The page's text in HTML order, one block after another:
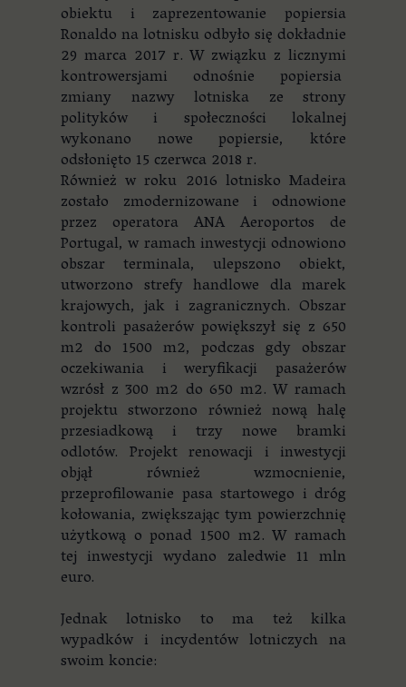
obiektu i zaprezentowanie popiersia
Ronaldo na lotnisku odbyło się dokładnie
29 marca 2017 r. W związku z licznymi
kontrowersjami odnośnie popiersia
zmiany nazwy lotniska ze strony
polityków i społeczności lokalnej
wykonano nowe popiersie, które
odsłonięto 15 czerwca 2018 r.
Również w roku 2016 lotnisko Madeira
zostało zmodernizowane i odnowione
przez operatora ANA Aeroportos de
Portugal, w ramach inwestycji odnowiono
obszar terminala, ulepszono obiekt,
utworzono strefy handlowe dla marek
krajowych, jak i zagranicznych. Obszar
kontroli pasażerów powiększył się z 650
m2 do 1500 m2, podczas gdy obszar
oczekiwania i weryfikacji pasażerów
wzrósł z 300 m2 do 650 m2. W ramach
projektu stworzono również nową halę
przesiadkową i trzy nowe bramki
odlotów. Projekt renowacji i inwestycji
objął również wzmocnienie,
przeprofilowanie pasa startowego i dróg
kołowania, zwiększając tym powierzchnię
użytkową o ponad 1500 m2. W ramach
tej inwestycji wydano zaledwie 11 mln
euro.
Jednak lotnisko to ma też kilka
wypadków i incydentów lotniczych na
swoim koncie: